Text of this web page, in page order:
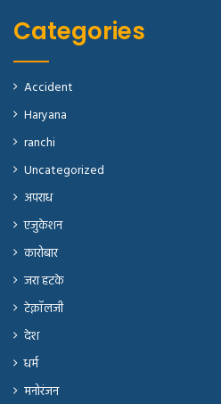
Categories
Accident
Haryana
ranchi
Uncategorized
अपराध
एजुकेशन
कारोबार
जरा हटके
टेक्नॉलजी
देश
धर्म
मनोरंजन